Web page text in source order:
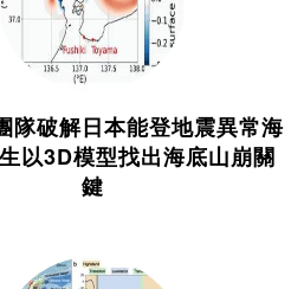
隊破解日本能登地震異常海
以3D模型找出海底山崩關
鍵